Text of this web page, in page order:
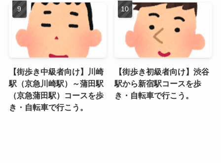
【街歩き中級者向け】川崎
駅（京急川崎駅）～蒲田駅
（京急蒲田駅）コースを歩
き・自転車で行こう。
【街歩き初級者向け】渋谷
駅から新宿駅コースを歩
き・自転車で行こう。